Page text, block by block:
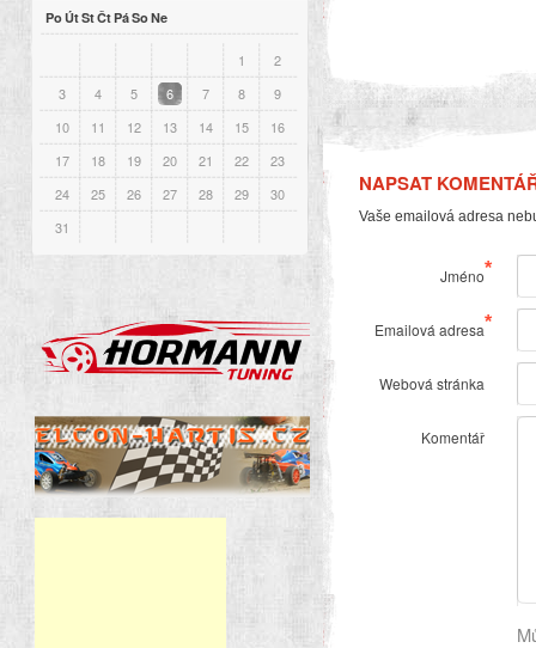
NAPSAT
Vaše emailová adresa
Jméno*
Emailová adresa*
Webová stránka
Komentář
PoÚtStČtPáSoNe
1
2
3
4 5 6 7 8
9
10
11 12 13 14 15
16
17
18 19 20 21 22
23
24
25 26 27 28 29
30
31